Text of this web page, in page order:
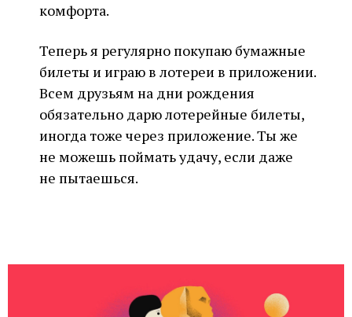
комфорта.
Теперь я регулярно покупаю бумажные
билеты и играю в лотереи в приложении.
Всем друзьям на дни рождения
обязательно дарю лотерейные билеты,
иногда тоже через приложение. Ты же
не можешь поймать удачу, если даже
не пытаешься.